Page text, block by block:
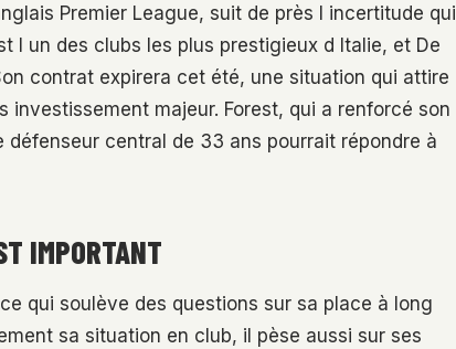
Premier League, suit de près l incertitude qui
l un des clubs les plus prestigieux d Italie, et De
contrat expirera cet été, une situation qui attire
majeur. Forest, qui a renforcé son
central de 33 ans pourrait répondre à
IMPORTANT
qui soulève des questions sur sa place à long
sa situation en club, il pèse aussi sur ses